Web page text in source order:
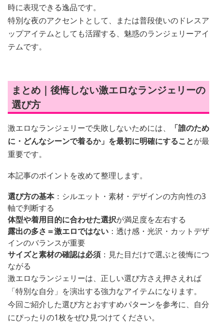
時に表現できる逸品です。
特別な夜のアクセントとして、または普段使いのドレスア
ップアイテムとしても活躍する、魅惑のランジェリーアイ
テムです。
まとめ｜後悔しない激エロなランジェリーの
選び方
激エロなランジェリーで失敗しないためには、
「誰のため
に・どんなシーンで着るか」を最初に明確にすることが最
重要です。
本記事のポイントを改めて整理します。
選び方の基本：シルエット・素材・デザインの方向性の3
軸で判断する
体型や着用目的に合わせた選択が満足度を左右する
露出の多さ＝激エロではない ：透け感・光沢・カットデザ
インのバランスが重要
サイズと素材の確認は必須 ：見た目だけで選ぶと後悔につ
ながる
激エロなランジェリーは、正しい選び方さえ押さえれば
「特別な自分」を演出する強力なアイテムになります。
今回ご紹介した選び方とおすすめパターンを参考に、自分
にぴったりの1枚をぜひ見つけてください。